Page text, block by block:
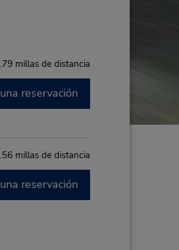
millas de distancia
reservación
millas de distancia
reservación